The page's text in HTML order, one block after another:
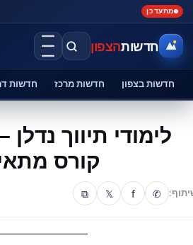
מתעדכן
חדשותהצפון
חדשות בצפון חדשות מרכז חדשות
לימודי תיווך
קורס
✆
f
𝕏
⧉